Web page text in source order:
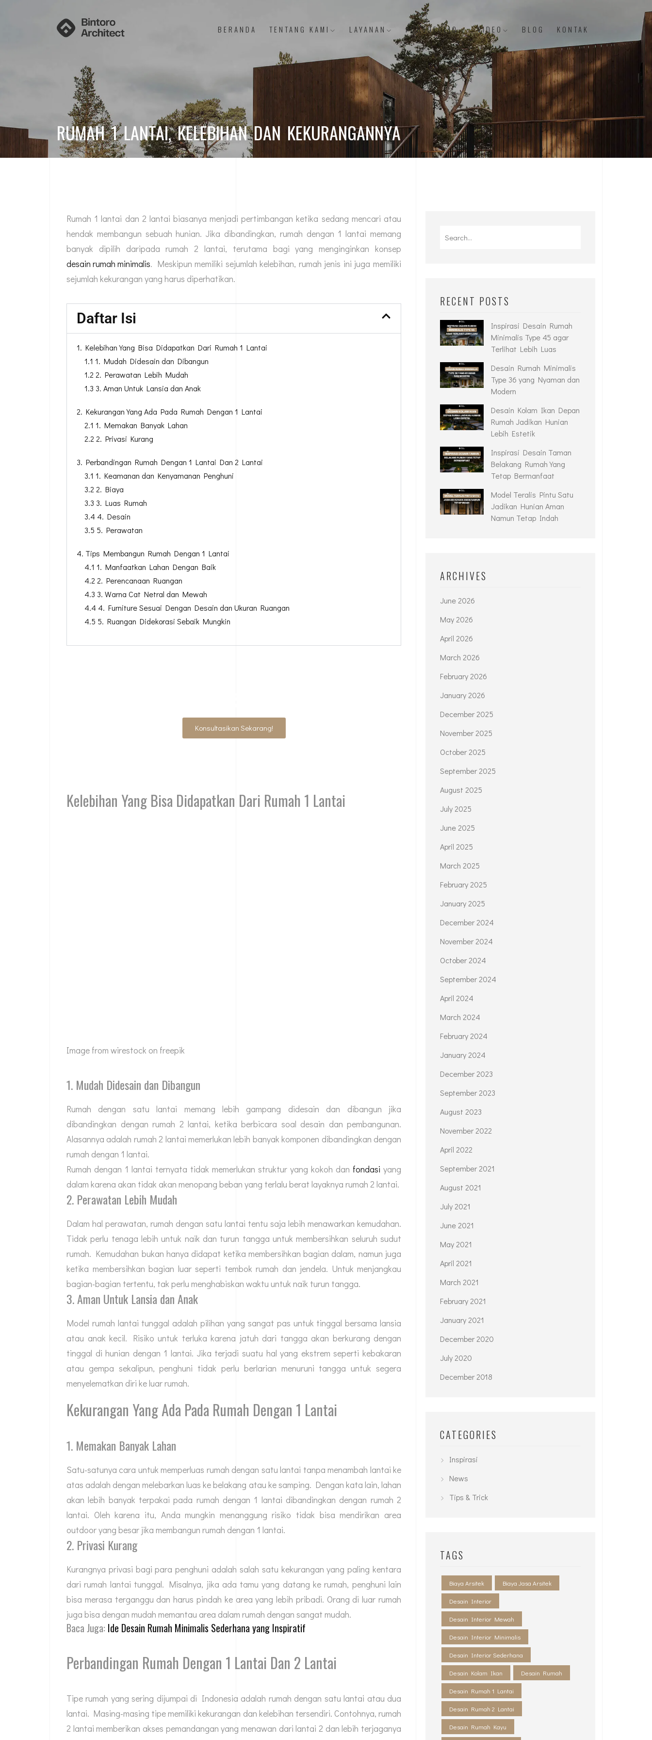
BERANDA TENTANG KAMI LAYANAN PORTOFOLIO VIDEO BLOG KONTAK
RUMAH 1 LANTAI, KELEBIHAN DAN KEKURANGANNYA
Rumah 1 lantai dan 2 lantai biasanya menjadi pertimbangan ketika sedang mencari atau
hendak membangun sebuah hunian. Jika dibandingkan, rumah dengan 1 lantai memang
banyak dipilih daripada rumah 2 lantai, terutama bagi yang menginginkan konsep
desain rumah minimalis. Meskipun memiliki sejumlah kelebihan, rumah jenis ini juga memiliki
sejumlah kekurangan yang harus diperhatikan.
Daftar Isi
1. Kelebihan Yang Bisa Didapatkan Dari Rumah 1 Lantai
1.1 1. Mudah Didesain dan Dibangun
1.2 2. Perawatan Lebih Mudah
1.3 3. Aman Untuk Lansia dan Anak
2. Kekurangan Yang Ada Pada Rumah Dengan 1 Lantai
2.1 1. Memakan Banyak Lahan
2.2 2. Privasi Kurang
3. Perbandingan Rumah Dengan 1 Lantai Dan 2 Lantai
3.1 1. Keamanan dan Kenyamanan Penghuni
3.2 2. Biaya
3.3 3. Luas Rumah
3.4 4. Desain
3.5 5. Perawatan
4. Tips Membangun Rumah Dengan 1 Lantai
4.1 1. Manfaatkan Lahan Dengan Baik
4.2 2. Perencanaan Ruangan
4.3 3. Warna Cat Netral dan Mewah
4.4 4. Furniture Sesuai Dengan Desain dan Ukuran Ruangan
4.5 5. Ruangan Didekorasi Sebaik Mungkin
Konsultasikan Sekarang!
Kelebihan Yang Bisa Didapatkan Dari Rumah 1 Lantai
Image from wirestock on freepik
1. Mudah Didesain dan Dibangun
Rumah dengan satu lantai memang lebih gampang didesain dan dibangun jika
dibandingkan dengan rumah 2 lantai, ketika berbicara soal desain dan pembangunan.
Alasannya adalah rumah 2 lantai memerlukan lebih banyak komponen dibandingkan dengan
rumah dengan 1 lantai.
Rumah dengan 1 lantai ternyata tidak memerlukan struktur yang kokoh dan fondasi yang
dalam karena akan tidak akan menopang beban yang terlalu berat layaknya rumah 2 lantai.
2. Perawatan Lebih Mudah
Dalam hal perawatan, rumah dengan satu lantai tentu saja lebih menawarkan kemudahan.
Tidak perlu tenaga lebih untuk naik dan turun tangga untuk membersihkan seluruh sudut
rumah. Kemudahan bukan hanya didapat ketika membersihkan bagian dalam, namun juga
ketika membersihkan bagian luar seperti tembok rumah dan jendela. Untuk menjangkau
bagian-bagian tertentu, tak perlu menghabiskan waktu untuk naik turun tangga.
3. Aman Untuk Lansia dan Anak
Model rumah lantai tunggal adalah pilihan yang sangat pas untuk tinggal bersama lansia
atau anak kecil. Risiko untuk terluka karena jatuh dari tangga akan berkurang dengan
tinggal di hunian dengan 1 lantai. Jika terjadi suatu hal yang ekstrem seperti kebakaran
atau gempa sekalipun, penghuni tidak perlu berlarian menuruni tangga untuk segera
menyelematkan diri ke luar rumah.
Kekurangan Yang Ada Pada Rumah Dengan 1 Lantai
1. Memakan Banyak Lahan
Satu-satunya cara untuk memperluas rumah dengan satu lantai tanpa menambah lantai ke
atas adalah dengan melebarkan luas ke belakang atau ke samping. Dengan kata lain, lahan
akan lebih banyak terpakai pada rumah dengan 1 lantai dibandingkan dengan rumah 2
lantai. Oleh karena itu, Anda mungkin menanggung risiko tidak bisa mendirikan area
outdoor yang besar jika membangun rumah dengan 1 lantai.
2. Privasi Kurang
Kurangnya privasi bagi para penghuni adalah salah satu kekurangan yang paling kentara
dari rumah lantai tunggal. Misalnya, jika ada tamu yang datang ke rumah, penghuni lain
bisa merasa terganggu dan harus pindah ke area yang lebih pribadi. Orang di luar rumah
juga bisa dengan mudah memantau area dalam rumah dengan sangat mudah.
Baca Juga: Ide Desain Rumah Minimalis Sederhana yang Inspiratif
Perbandingan Rumah Dengan 1 Lantai Dan 2 Lantai
Tipe rumah yang sering dijumpai di Indonesia adalah rumah dengan satu lantai atau dua
lantai. Masing-masing tipe memiliki kekurangan dan kelebihan tersendiri. Contohnya, rumah
2 lantai memberikan akses pemandangan yang menawan dari lantai 2 dan lebih terjaganya
RECENT POSTS
Inspirasi Desain Rumah
Minimalis Type 45 agar
Terlihat Lebih Luas
Desain Rumah Minimalis
Type 36 yang Nyaman dan
Modern
Desain Kolam Ikan Depan
Rumah Jadikan Hunian
Lebih Estetik
Inspirasi Desain Taman
Belakang Rumah Yang
Tetap Bermanfaat
Model Teralis Pintu Satu
Jadikan Hunian Aman
Namun Tetap Indah
ARCHIVES
June 2026
May 2026
April 2026
March 2026
February 2026
January 2026
December 2025
November 2025
October 2025
September 2025
August 2025
July 2025
June 2025
April 2025
March 2025
February 2025
January 2025
December 2024
November 2024
October 2024
September 2024
April 2024
March 2024
February 2024
January 2024
December 2023
September 2023
August 2023
November 2022
April 2022
September 2021
August 2021
July 2021
June 2021
May 2021
April 2021
March 2021
February 2021
January 2021
December 2020
July 2020
December 2018
CATEGORIES
Inspirasi
News
Tips & Trick
TAGS
Biaya Arsitek Biaya Jasa Arsitek
Desain Interior
Desain Interior Mewah
Desain Interior Minimalis
Desain Interior Sederhana
Desain Kolam Ikan Desain Rumah
Desain Rumah 1 Lantai
Desain Rumah 2 Lantai
Desain Rumah Kayu